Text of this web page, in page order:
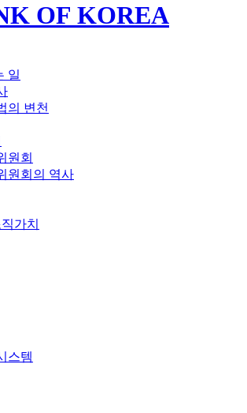
OF KOREA
일
의 변천
원회
원회의 역사
가치
스템